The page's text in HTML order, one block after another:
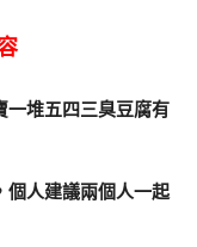
一堆五四三臭豆腐有
個人建議兩個人一起